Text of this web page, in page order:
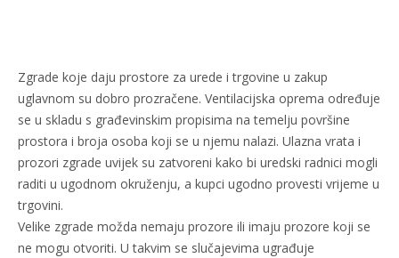
Zgrade koje daju prostore za urede i trgovine u zakup
uglavnom su dobro prozračene. Ventilacijska oprema određuje
se u skladu s građevinskim propisima na temelju površine
prostora i broja osoba koji se u njemu nalazi. Ulazna vrata i
prozori zgrade uvijek su zatvoreni kako bi uredski radnici mogli
raditi u ugodnom okruženju, a kupci ugodno provesti vrijeme u
trgovini.
Velike zgrade možda nemaju prozore ili imaju prozore koji se
ne mogu otvoriti. U takvim se slučajevima ugrađuje